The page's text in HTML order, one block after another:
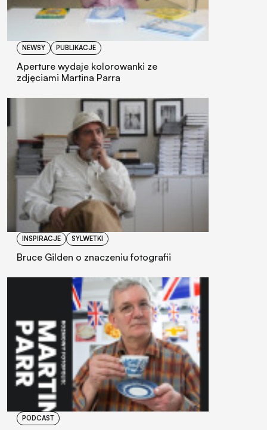
NEWSY PUBLIKACJE
Aperture wydaje kolorowanki ze
zdjęciami Martina Parra
INSPIRACJE SYLWETKI
Bruce Gilden o znaczeniu fotografii
PODCAST